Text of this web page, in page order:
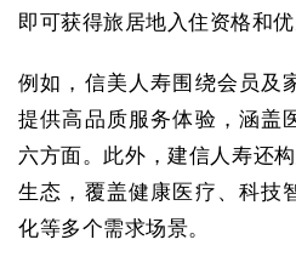
即可获得旅居地入住资格和优
例如，信美人寿围绕会员及
提供高品质服务体验，涵盖
六方面。此外，建信人寿还
生态，覆盖健康医疗、科技
化等多个需求场景。